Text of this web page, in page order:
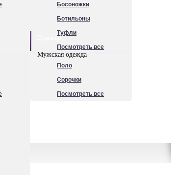
Босоножки
Ботильоны
Туфли
Посмотреть все
Одежда
Мужская одежда
Поло
Сорочки
Посмотреть все